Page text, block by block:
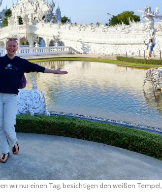
wir nur einen Tag, besichtigen den weißen Tempel,